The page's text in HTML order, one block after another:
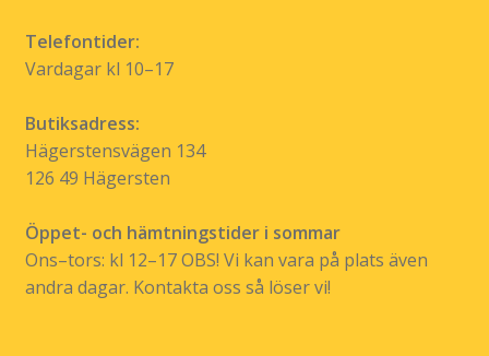
Telefontider:
Vardagar kl 10–17
Butiksadress:
Hägerstensvägen 134
126 49 Hägersten
Öppet- och hämtningstider i sommar
Ons–tors: kl 12–17 OBS! Vi kan vara på plats även
andra dagar. Kontakta oss så löser vi!